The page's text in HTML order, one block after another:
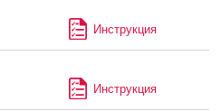
Инструкция
Инструкция